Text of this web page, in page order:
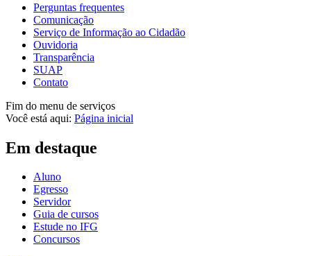
Perguntas frequentes
Comunicação
Serviço de Informação ao Cidadão
Ouvidoria
Transparência
SUAP
Contato
Fim do menu de serviços
Você está aqui: Página inicial
Em destaque
Aluno
Egresso
Servidor
Guia de cursos
Estude no IFG
Concursos